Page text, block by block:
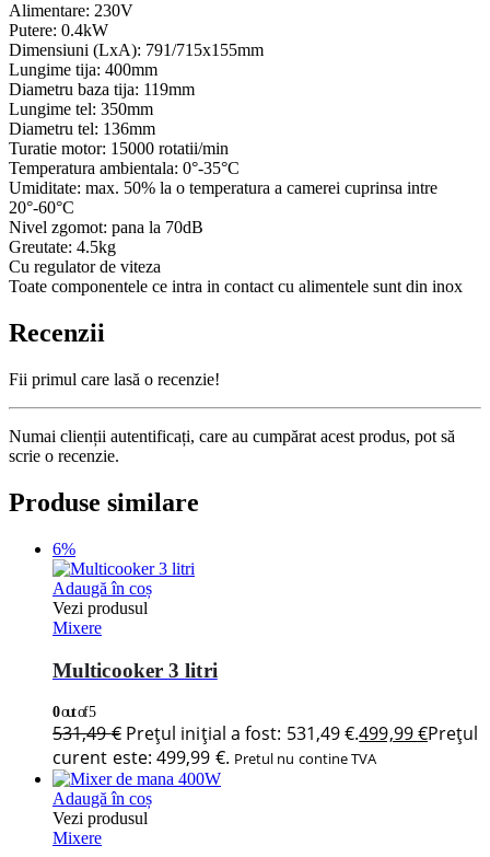
Alimentare: 230V
Putere: 0.4kW
Dimensiuni (LxA): 791/715x155mm
Lungime tija: 400mm
Diametru baza tija: 119mm
Lungime tel: 350mm
Diametru tel: 136mm
Turatie motor: 15000 rotatii/min
Temperatura ambientala: 0°-35°C
Umiditate: max. 50% la o temperatura a camerei cuprinsa intre
20°-60°C
Nivel zgomot: pana la 70dB
Greutate: 4.5kg
Cu regulator de viteza
Toate componentele ce intra in contact cu alimentele sunt din inox
Recenzii
Fii primul care lasă o recenzie!
Numai clienții autentificați, care au cumpărat acest produs, pot să
scrie o recenzie.
Produse similare
6%
Adaugă în coș
Vezi produsul
Mixere
Multicooker 3 litri
0out of 5
531,49€ Prețul inițial a fost: 531,49 €.499,99€Prețul
curent este: 499,99 €. Pretul nu contine TVA
Adaugă în coș
Vezi produsul
Mixere